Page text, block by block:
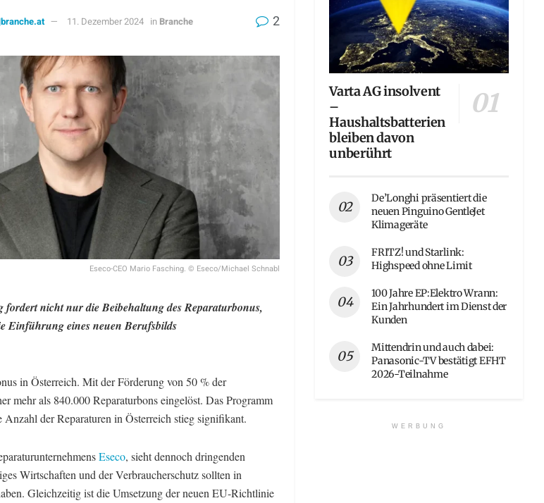
11. Dezember 2024 in Branche 2
Eseco-CEO Mario Fasching. © Eseco/Michael Schnabl
nicht nur die Beibehaltung des Reparaturbonus,
Einführung eines neuen Berufsbilds
in Österreich. Mit der Förderung von 50 % der
mehr als 840.000 Reparaturbons eingelöst. Das Programm
der Reparaturen in Österreich stieg signifikant.
Eseco, sieht dennoch dringenden
Wirtschaften und der Verbraucherschutz sollten in
Gleichzeitig ist die Umsetzung der neuen EU-Richtlinie
Varta AG insolvent
–
Haushaltsbatterien
bleiben davon
unberührt
De’Longhi präsentiert die
neuen Pinguino GentleJet
Klimageräte
FRITZ! und Starlink:
Highspeed ohne Limit
100 Jahre EP:Elektro Wrann:
Ein Jahrhundert im Dienst der
Kunden
Mittendrin und auch dabei:
Panasonic-TV bestätigt EFHT
2026-Teilnahme
WERBUNG